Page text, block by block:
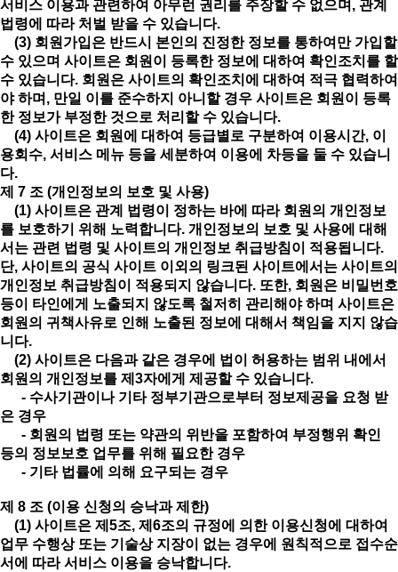
서비스 이용과 관련하여 아무런 권리를 주장할 수 없으며, 관계
법령에 따라 처벌 받을 수 있습니다.
(3) 회원가입은 반드시 본인의 진정한 정보를 통하여만 가입할
수 있으며 사이트은 회원이 등록한 정보에 대하여 확인조치를 할
수 있습니다. 회원은 사이트의 확인조치에 대하여 적극 협력하여
야 하며, 만일 이를 준수하지 아니할 경우 사이트은 회원이 등록
한 정보가 부정한 것으로 처리할 수 있습니다.
(4) 사이트은 회원에 대하여 등급별로 구분하여 이용시간, 이
용회수, 서비스 메뉴 등을 세분하여 이용에 차등을 둘 수 있습니
다.
제 7 조 (개인정보의 보호 및 사용)
(1) 사이트은 관계 법령이 정하는 바에 따라 회원의 개인정보
를 보호하기 위해 노력합니다. 개인정보의 보호 및 사용에 대해
서는 관련 법령 및 사이트의 개인정보 취급방침이 적용됩니다.
단, 사이트의 공식 사이트 이외의 링크된 사이트에서는 사이트의
개인정보 취급방침이 적용되지 않습니다. 또한, 회원은 비밀번호
등이 타인에게 노출되지 않도록 철저히 관리해야 하며 사이트은
회원의 귀책사유로 인해 노출된 정보에 대해서 책임을 지지 않습
니다.
(2) 사이트은 다음과 같은 경우에 법이 허용하는 범위 내에서
회원의 개인정보를 제3자에게 제공할 수 있습니다.
- 수사기관이나 기타 정부기관으로부터 정보제공을 요청 받
은 경우
- 회원의 법령 또는 약관의 위반을 포함하여 부정행위 확인
등의 정보보호 업무를 위해 필요한 경우
- 기타 법률에 의해 요구되는 경우
제 8 조 (이용 신청의 승낙과 제한)
(1) 사이트은 제5조, 제6조의 규정에 의한 이용신청에 대하여
업무 수행상 또는 기술상 지장이 없는 경우에 원칙적으로 접수순
서에 따라 서비스 이용을 승낙합니다.